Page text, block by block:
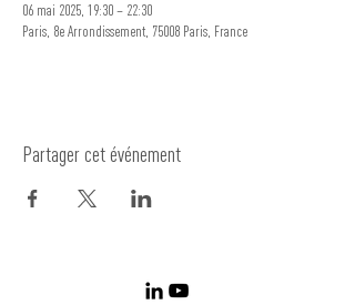
06 mai 2025, 19:30 – 22:30
Paris, 8e Arrondissement, 75008 Paris, France
Partager cet événement